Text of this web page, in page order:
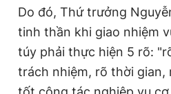
Do đó, Thứ trưởng
tinh thần khi giao nhiệm
túy phải thực hiện 5 rõ:
trách nhiệm, rõ thời gian,